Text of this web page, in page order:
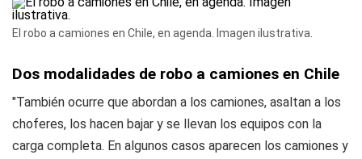
El robo a camiones en Chile, en agenda. Imagen ilustrativa.
Dos modalidades de robo a camiones en Chile
"También ocurre que abordan a los camiones, asaltan a los
choferes, los hacen bajar y se llevan los equipos con la
carga completa. En algunos casos aparecen los camiones y